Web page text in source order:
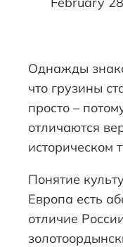
Однажды
что грузины
просто –
отличаются
историческом
Понятие
Европа есть
отличие